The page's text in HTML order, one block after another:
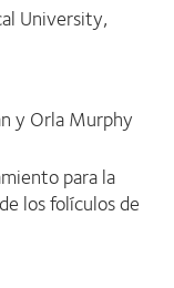
University,
y Orla Murphy
para la
los folículos de